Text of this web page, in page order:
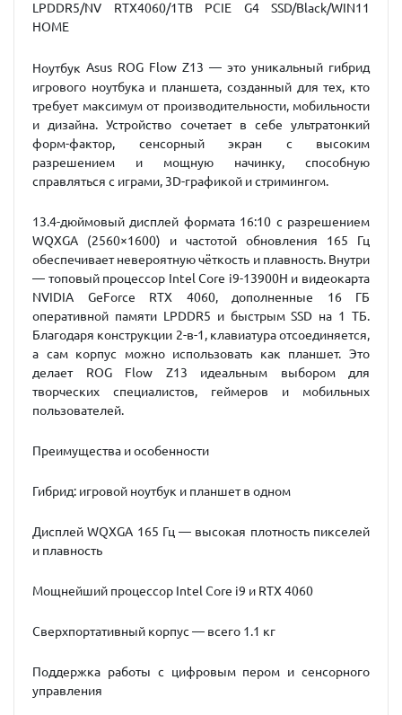
LPDDR5/NV RTX4060/1TB PCIE G4 SSD/Black/WIN11
HOME
Ноутбук Asus ROG Flow Z13 — это уникальный гибрид
игрового ноутбука и планшета, созданный для тех, кто
требует максимум от производительности, мобильности
и дизайна. Устройство сочетает в себе ультратонкий
форм-фактор, сенсорный экран с высоким
разрешением и мощную начинку, способную
справляться с играми, 3D-графикой и стримингом.
13.4-дюймовый дисплей формата 16:10 с разрешением
WQXGA (2560×1600) и частотой обновления 165 Гц
обеспечивает невероятную чёткость и плавность. Внутри
— топовый процессор Intel Core i9-13900H и видеокарта
NVIDIA GeForce RTX 4060, дополненные 16 ГБ
оперативной памяти LPDDR5 и быстрым SSD на 1 ТБ.
Благодаря конструкции 2-в-1, клавиатура отсоединяется,
а сам корпус можно использовать как планшет. Это
делает ROG Flow Z13 идеальным выбором для
творческих специалистов, геймеров и мобильных
пользователей.
Преимущества и особенности
Гибрид: игровой ноутбук и планшет в одном
Дисплей WQXGA 165 Гц — высокая плотность пикселей
и плавность
Мощнейший процессор Intel Core i9 и RTX 4060
Сверхпортативный корпус — всего 1.1 кг
Поддержка работы с цифровым пером и сенсорного
управления